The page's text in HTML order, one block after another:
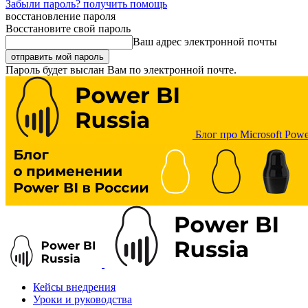
Забыли пароль? получить помощь
восстановление пароля
Восстановите свой пароль
Ваш адрес электронной почты
Пароль будет выслан Вам по электронной почте.
Блог про Microsoft
Кейсы внедрения
Уроки и руководства